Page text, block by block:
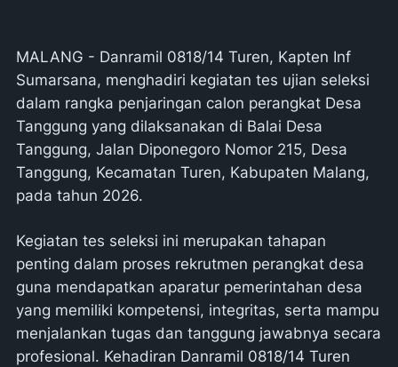
MALANG - Danramil 0818/14 Turen, Kapten Inf
Sumarsana, menghadiri kegiatan tes ujian seleksi
dalam rangka penjaringan calon perangkat Desa
Tanggung yang dilaksanakan di Balai Desa
Tanggung, Jalan Diponegoro Nomor 215, Desa
Tanggung, Kecamatan Turen, Kabupaten Malang,
pada tahun 2026.
Kegiatan tes seleksi ini merupakan tahapan
penting dalam proses rekrutmen perangkat desa
guna mendapatkan aparatur pemerintahan desa
yang memiliki kompetensi, integritas, serta mampu
menjalankan tugas dan tanggung jawabnya secara
profesional. Kehadiran Danramil 0818/14 Turen